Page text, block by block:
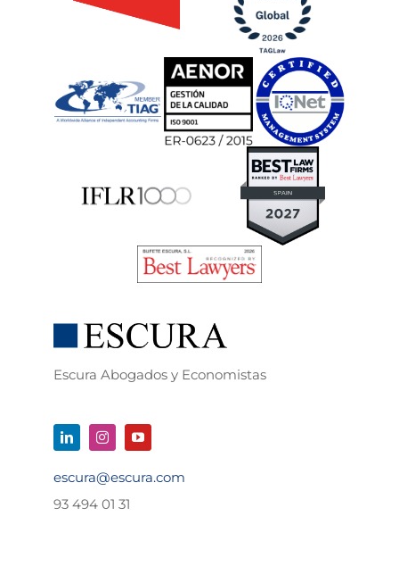
Escura Abogados y Economistas
escura@escura.com
93 494 01 31